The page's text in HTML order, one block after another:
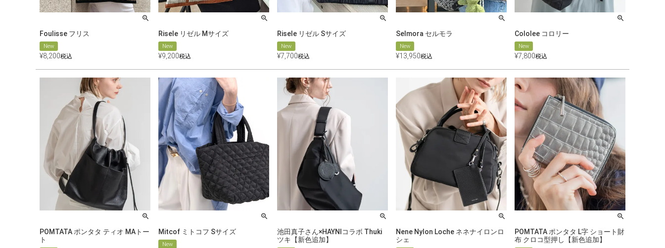
Foulisse フリス
New
¥8,200税込
Risele リゼル Mサイズ
New
¥9,200税込
Risele リゼル Sサイズ
New
¥7,700税込
Selmora セルモラ
New
¥13,950税込
Cololee コロリー
New
¥7,800税込
POMTATA ポンタタ ティオ MAトー
ト
Mitcof ミトコフ Sサイズ
New
池田真子さん×HAYNIコラボ Thuki
ツキ【新色追加】
Nene Nylon Loche ネネナイロンロ
シェ
POMTATA ポンタタ L字 ショート財
布 クロコ型押し【新色追加】